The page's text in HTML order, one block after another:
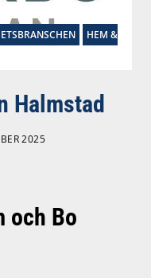
HEM &
Halmstad
2025
och Bo